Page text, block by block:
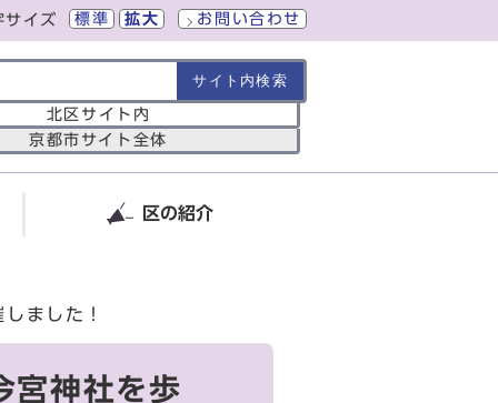
サイズ 標準 拡大 お問い合わせ
北区サイト内
京都市サイト全体
区の紹介
ました！
宮神社を歩